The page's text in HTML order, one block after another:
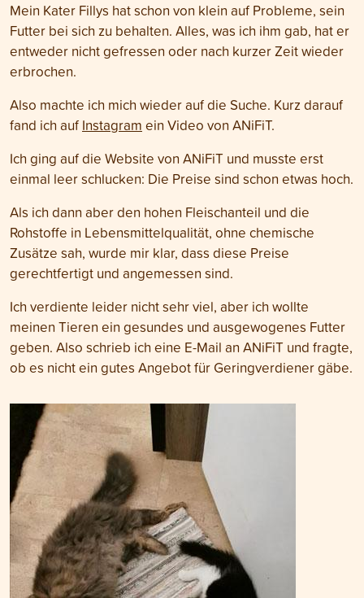
Mein Kater Fillys hat schon von klein auf Probleme, sein
Futter bei sich zu behalten. Alles, was ich ihm gab, hat er
entweder nicht gefressen oder nach kurzer Zeit wieder
erbrochen.
Also machte ich mich wieder auf die Suche. Kurz darauf
fand ich auf Instagram ein Video von ANiFiT.
Ich ging auf die Website von ANiFiT und musste erst
einmal leer schlucken: Die Preise sind schon etwas hoch.
Als ich dann aber den hohen Fleischanteil und die
Rohstoffe in Lebensmittelqualität, ohne chemische
Zusätze sah, wurde mir klar, dass diese Preise
gerechtfertigt und angemessen sind.
Ich verdiente leider nicht sehr viel, aber ich wollte
meinen Tieren ein gesundes und ausgewogenes Futter
geben. Also schrieb ich eine E-Mail an ANiFiT und fragte,
ob es nicht ein gutes Angebot für Geringverdiener gäbe.